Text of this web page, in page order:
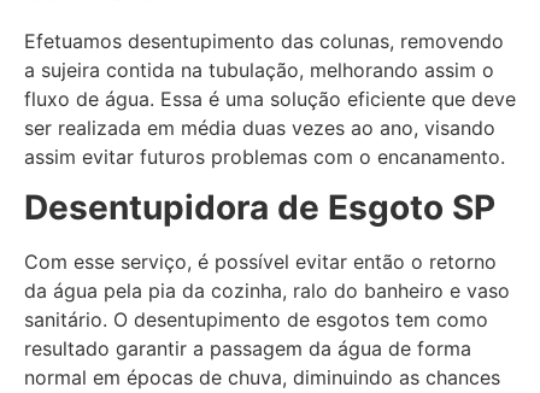
Efetuamos desentupimento das colunas, removendo
a sujeira contida na tubulação, melhorando assim o
fluxo de água. Essa é uma solução eficiente que deve
ser realizada em média duas vezes ao ano, visando
assim evitar futuros problemas com o encanamento.
Desentupidora de Esgoto SP
Com esse serviço, é possível evitar então o retorno
da água pela pia da cozinha, ralo do banheiro e vaso
sanitário. O desentupimento de esgotos tem como
resultado garantir a passagem da água de forma
normal em épocas de chuva, diminuindo as chances